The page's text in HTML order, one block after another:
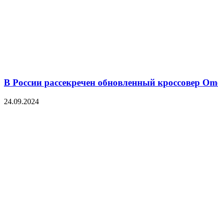
В России рассекречен обновленный кроссовер
24.09.2024